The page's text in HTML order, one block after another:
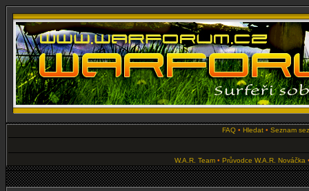
FAQ • Hledat • Seznam
W.A.R. Team• Průvodce W.A.R. Nováčka